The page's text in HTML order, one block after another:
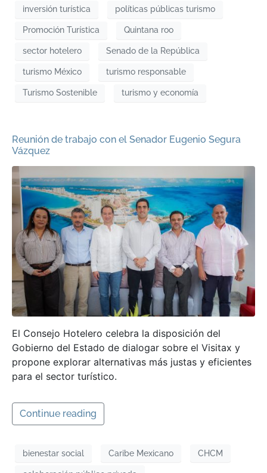
inversión turística políticas públicas turismo
Promoción Turística Quintana roo
sector hotelero Senado de la República
turismo México turismo responsable
Turismo Sostenible turismo y economía
Reunión de trabajo con el Senador Eugenio Segura
Vázquez
El Consejo Hotelero celebra la disposición del
Gobierno del Estado de dialogar sobre el Visitax y
propone explorar alternativas más justas y eficientes
para el sector turístico.
Continue reading
bienestar social Caribe Mexicano CHCM